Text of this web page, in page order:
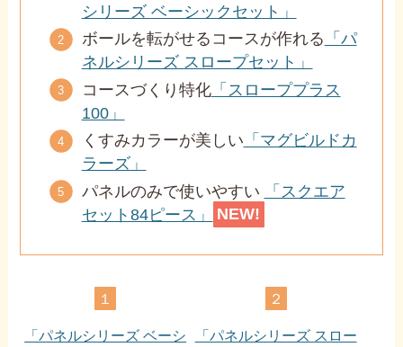
シリーズ ベーシックセット」
ボールを転がせるコースが作れる 「パ
ネルシリーズ スロープセット」
コースづくり特化「スローププラス
100」
くすみカラーが美しい 「マグビルドカ
ラーズ」
パネルのみで使いやすい
「スクエア
セット84ピース」
NEW!
１
「パネルシリーズ ベーシ
２
「パネルシリーズ スロー